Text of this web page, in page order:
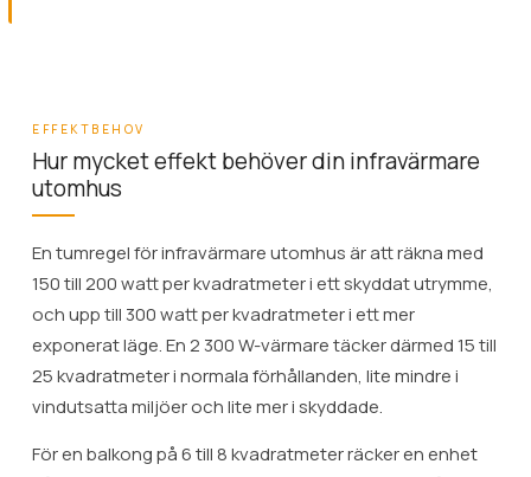
EFFEKTBEHOV
Hur mycket effekt behöver din infravärmare
utomhus
En tumregel för infravärmare utomhus är att räkna med
150 till 200 watt per kvadratmeter i ett skyddat utrymme,
och upp till 300 watt per kvadratmeter i ett mer
exponerat läge. En 2 300 W-värmare täcker därmed 15 till
25 kvadratmeter i normala förhållanden, lite mindre i
vindutsatta miljöer och lite mer i skyddade.
För en balkong på 6 till 8 kvadratmeter räcker en enhet